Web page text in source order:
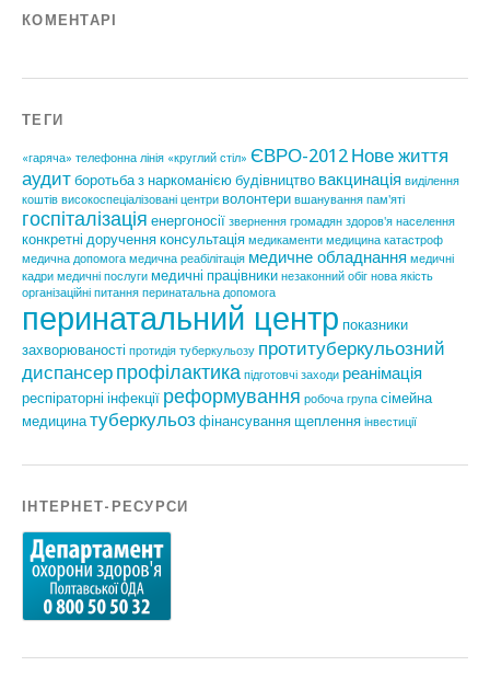
КОМЕНТАРІ
ТЕГИ
«гаряча» телефонна лінія «круглий стіл» ЄВРО-2012 Нове життя
аудит боротьба з наркоманією будівництво вакцинація виділення
коштів високоспеціалізовані центри волонтери вшанування пам'яті
госпіталізація енергоносії звернення громадян здоров'я населення
конкретні доручення консультація медикаменти медицина катастроф
медична допомога медична реабілітація медичне обладнання медичні
кадри медичні послуги медичні працівники незаконний обіг нова якість
організаційні питання перинатальна допомога
перинатальний центр показники
захворюваності протидія туберкульозу протитуберкульозний
диспансер профілактика підготовчі заходи реанімація
респіраторні інфекції реформування робоча група сімейна
медицина туберкульоз фінансування щеплення інвестиції
ІНТЕРНЕТ-РЕСУРСИ